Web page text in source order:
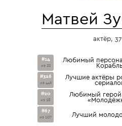
Матвей
актёр,
#14
из 22
Любимый
#326
из 446
Лучшие актёры
#20
из 28
Любимый герой
#67
из 107 Лучший